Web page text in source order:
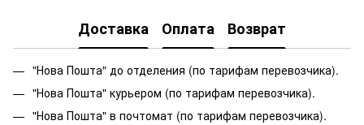
Доставка Оплата Возврат
"Нова Пошта" до отделения (по тарифам перевозчика).
"Нова Пошта" курьером (по тарифам перевозчика).
"Нова Пошта" в почтомат (по тарифам перевозчика).